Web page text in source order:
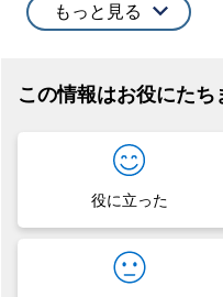
もっと見る
この情報はお役にたち
役に立った